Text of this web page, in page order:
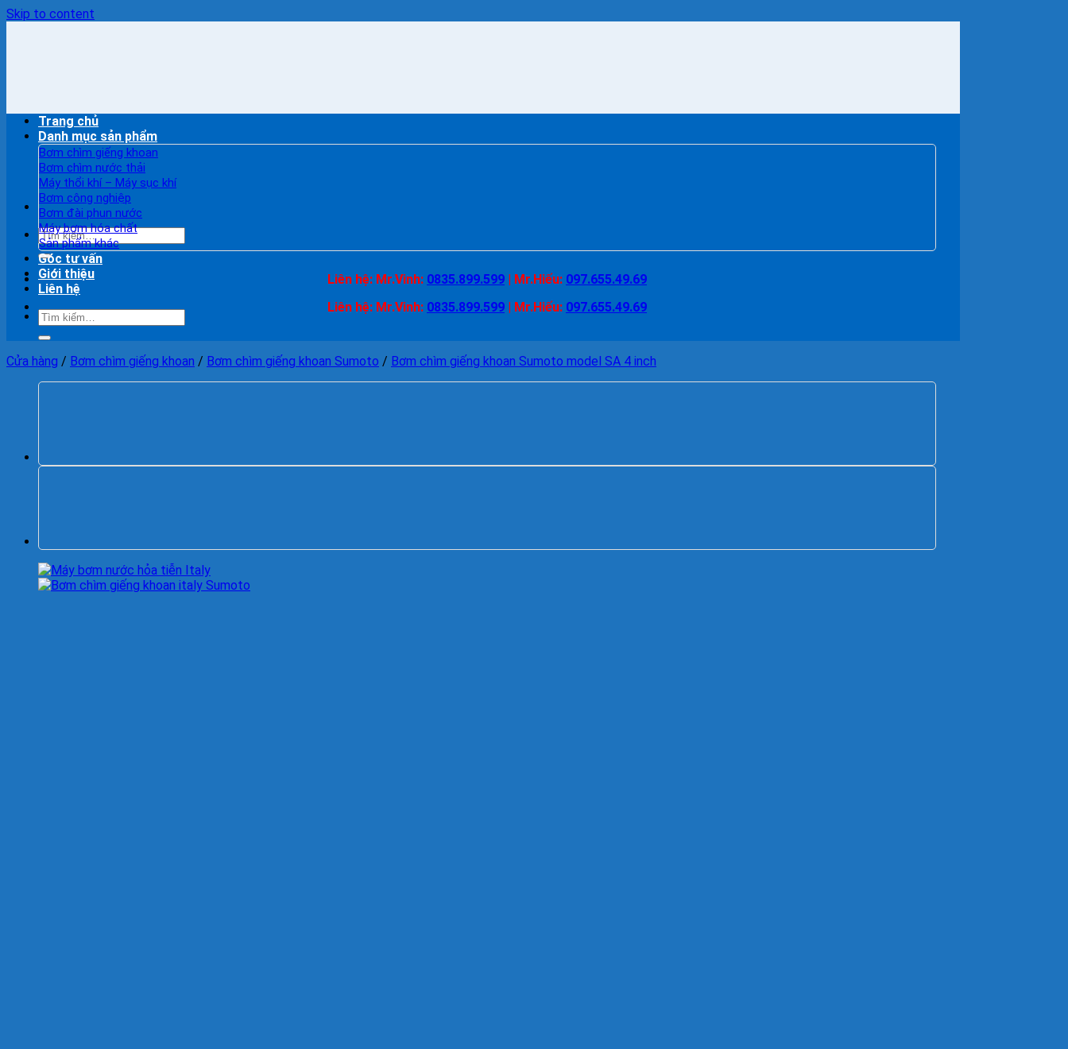
Skip to content
Liên hệ: Mr.Vinh: 0835.899.599 | Mr.Hiếu: 097.655.49.69
Liên hệ: Mr.Vinh: 0835.899.599 | Mr.Hiếu: 097.655.49.69
Trang chủ
Danh mục sản phẩm
Bơm chìm giếng khoan
Bơm chìm nước thải
Máy thổi khí – Máy sục khí
Bơm công nghiệp
Bơm đài phun nước
Máy bơm hóa chất
Sản phẩm khác
Góc tư vấn
Giới thiệu
Liên hệ
Cửa hàng / Bơm chìm giếng khoan / Bơm chìm giếng khoan Sumoto / Bơm chìm giếng khoan Sumoto model SA 4 inch